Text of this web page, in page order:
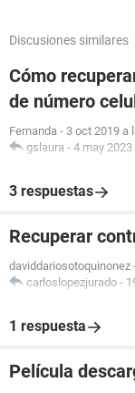
Discusiones similares
Cómo
de número
Fernanda - 3 oct 2019 a
gslaura - 4 may
3 respuestas
Recuperar
daviddariosotoquinonez
carloslopezjurado -
1 respuesta
Película